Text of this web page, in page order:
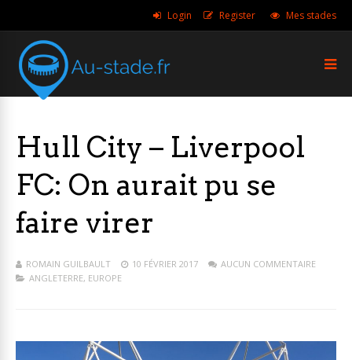
Login Register Mes stades
Hull City – Liverpool
FC: On aurait pu se
faire virer
ROMAIN GUILBAULT 10 FÉVRIER 2017
AUCUN COMMENTAIRE
ANGLETERRE, EUROPE